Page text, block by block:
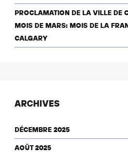
PROCLAMATION DE LA VILLE DE
MOIS DE MARS: MOIS DE LA
CALGARY
ARCHIVES
DÉCEMBRE 2025
AOÛT 2025